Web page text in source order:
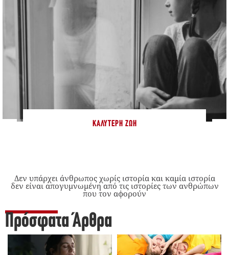
ΚΑΛΎΤΕΡΗ ΖΩΉ
Δεν υπάρχει άνθρωπος χωρίς ιστορία και καμία ιστορία
δεν είναι απογυμνωμένη από τις ιστορίες των ανθρώπων
που τον αφορούν
Πρόσφατα Άρθρα